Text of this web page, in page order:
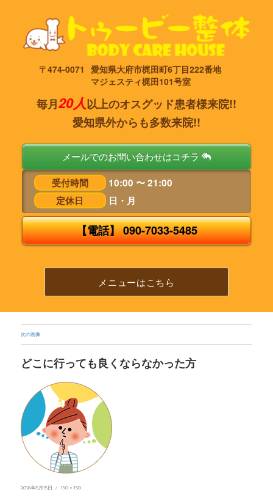
〒474-0071 愛知県大府市梶田町6丁目222番地
マジェスティ梶田101号室
毎月20人以上のオスグッド患者様来院!!
愛知県外からも多数来院!!
メールでのお問い合わせはコチラ
受付時間
10:00 〜 21:00
定休日
日・月
【電話】 090-7033-5485
話
が
か
け
ら
れ
す
メニューはこちら
次の画像
どこに行っても良くならなかった方
投
2016年5月15日
フ
150 × 150